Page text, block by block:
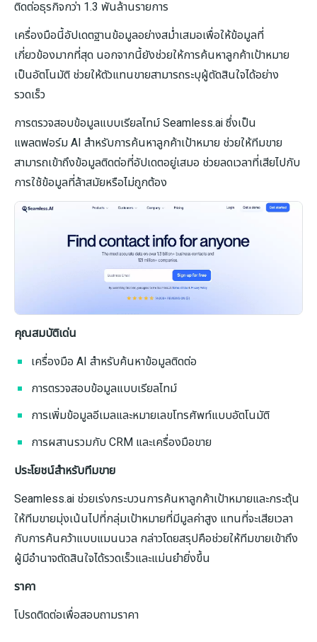
ติดต่อธุรกิจกว่า 1.3 พันล้านรายการ
เครื่องมือนี้อัปเดตฐานข้อมูลอย่างสม่ำเสมอเพื่อให้ข้อมูลที่
เกี่ยวข้องมากที่สุด นอกจากนี้ยังช่วยให้การค้นหาลูกค้าเป้าหมาย
เป็นอัตโนมัติ ช่วยให้ตัวแทนขายสามารถระบุผู้ตัดสินใจได้อย่าง
รวดเร็ว
การตรวจสอบข้อมูลแบบเรียลไทม์ Seamless.ai ซึ่งเป็น
แพลตฟอร์ม AI สำหรับการค้นหาลูกค้าเป้าหมาย ช่วยให้ทีมขาย
สามารถเข้าถึงข้อมูลติดต่อที่อัปเดตอยู่เสมอ ช่วยลดเวลาที่เสียไปกับ
การใช้ข้อมูลที่ล้าสมัยหรือไม่ถูกต้อง
คุณสมบัติเด่น
เครื่องมือ AI สำหรับค้นหาข้อมูลติดต่อ
การตรวจสอบข้อมูลแบบเรียลไทม์
การเพิ่มข้อมูลอีเมลและหมายเลขโทรศัพท์แบบอัตโนมัติ
การผสานรวมกับ CRM และเครื่องมือขาย
ประโยชน์สำหรับทีมขาย
Seamless.ai ช่วยเร่งกระบวนการค้นหาลูกค้าเป้าหมายและกระตุ้น
ให้ทีมขายมุ่งเน้นไปที่กลุ่มเป้าหมายที่มีมูลค่าสูง แทนที่จะเสียเวลา
กับการค้นคว้าแบบแมนนวล กล่าวโดยสรุปคือช่วยให้ทีมขายเข้าถึง
ผู้มีอำนาจตัดสินใจได้รวดเร็วและแม่นยำยิ่งขึ้น
ราคา
โปรดติดต่อเพื่อสอบถามราคา